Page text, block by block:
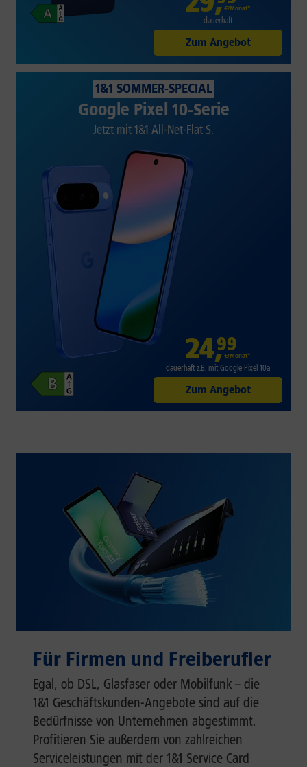
€/Monat*
dauerhaft
Zum Angebot
1&1 SOMMER-SPECIAL
Google Pixel 10-Serie
Jetzt mit 1&1 All-Net-Flat S.
24,99
€/Monat*
dauerhaft z.B. mit Google Pixel 10a
Zum Angebot
Für Firmen und Freiberufler
Egal, ob DSL, Glasfaser oder Mobilfunk – die
1&1 Geschäftskunden-Angebote sind auf die
Bedürfnisse von Unternehmen abgestimmt.
Profitieren Sie außerdem von zahlreichen
Serviceleistungen mit der 1&1 Service Card